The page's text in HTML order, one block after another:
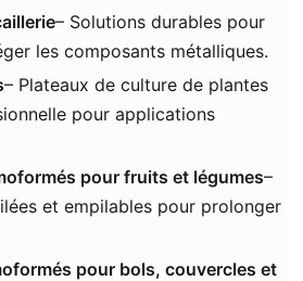
– Solutions durables pour
les composants métalliques.
– Plateaux de culture de plantes
pour applications
pour fruits et légumes–
et empilables pour prolonger
pour bols, couvercles et